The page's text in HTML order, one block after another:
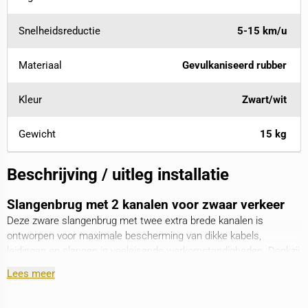
Snelheidsreductie 5-15 km/u
Materiaal Gevulkaniseerd rubber
Kleur Zwart/wit
Gewicht 15 kg
Beschrijving / uitleg installatie
Slangenbrug met 2 kanalen voor zwaar verkeer
Deze zware slangenbrug met twee extra brede kanalen is
ontworpen voor maximale bescherming van dikke kabels,
leidingen en slangen in veeleisende werkomstandigheden. Dankzij
slangenbrug een betrouwbare en veilige oplossing voor
Lees meer